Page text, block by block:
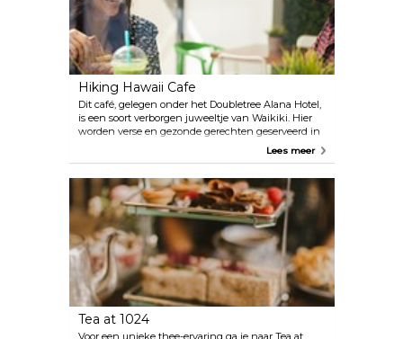
Hiking Hawaii Cafe
Dit café, gelegen onder het Doubletree Alana Hotel,
is een soort verborgen juweeltje van Waikiki. Hier
worden verse en gezonde gerechten geserveerd in
een relaxte en vriendelijke sfeer. Dit is een
zuivelvrije dranken en veganistische snacks.
Lees meer
Tea at 1024
Voor een unieke thee-ervaring ga je naar Tea at